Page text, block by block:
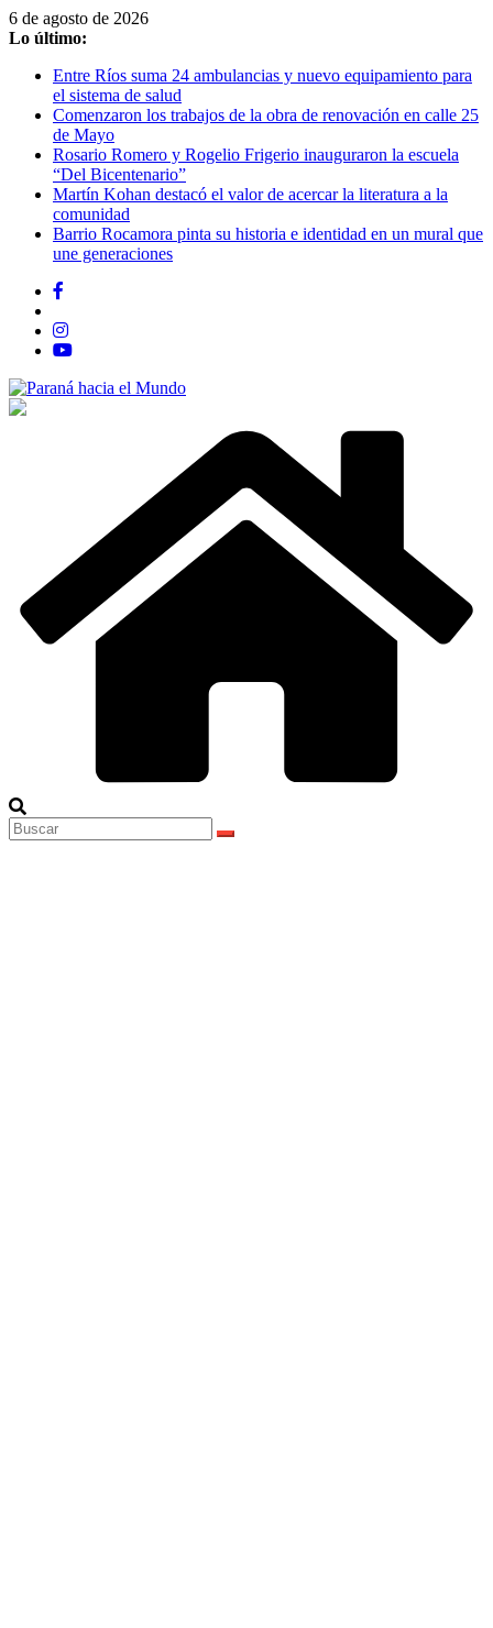
Saltar
al
6 de agosto de 2026
Lo último:
Entre Ríos suma 24 ambulancias y nuevo equipamiento para
el sistema de salud
Comenzaron los trabajos de la obra de renovación en calle 25
de Mayo
Rosario Romero y Rogelio Frigerio inauguraron la escuela
“Del Bicentenario”
Martín Kohan destacó el valor de acercar la literatura a la
comunidad
Barrio Rocamora pinta su historia e identidad en un mural que
une generaciones